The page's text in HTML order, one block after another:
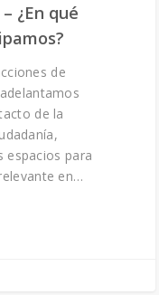
¿En qué
de
de la
espacios para
en…